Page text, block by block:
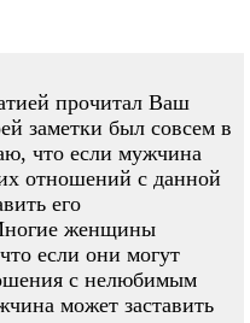
прочитал Ваш
заметки был совсем в
что если мужчина
отношений с данной
его
женщины
если они могут
с нелюбимым
может заставить